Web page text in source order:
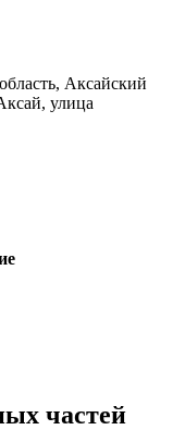
Аксайский
улица
частей